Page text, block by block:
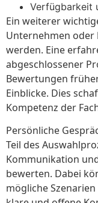
Verfügbarkeit
Ein weiterer
Unternehmen oder
werden. Eine
abgeschlossener
Bewertungen
Einblicke. Dies
Kompetenz der
Persönliche
Teil des
Kommunikation
bewerten. Dabei
mögliche